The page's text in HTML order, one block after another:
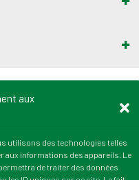
aux
utilisons des technologies telles
aux informations des appareils. Le
de traiter des données